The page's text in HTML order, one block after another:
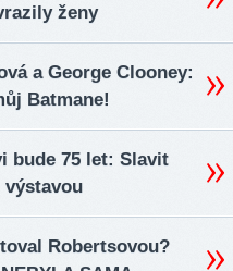
ženy
a George Clooney:
Batmane!
bude 75 let: Slavit
výstavou
Robertsovou?